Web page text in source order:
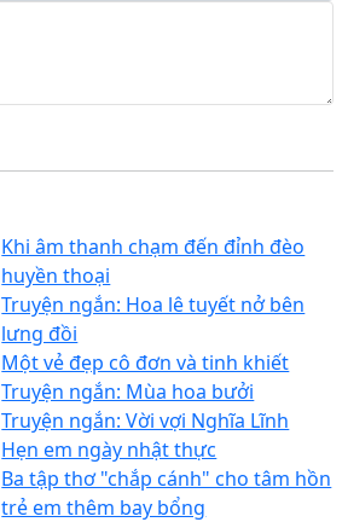
Khi âm thanh chạm đến đỉnh đèo
huyền thoại
Truyện ngắn: Hoa lê tuyết nở bên
lưng đồi
Một vẻ đẹp cô đơn và tinh khiết
Truyện ngắn: Mùa hoa bưởi
Truyện ngắn: Vời vợi Nghĩa Lĩnh
Hẹn em ngày nhật thực
Ba tập thơ "chắp cánh" cho tâm hồn
trẻ em thêm bay bổng